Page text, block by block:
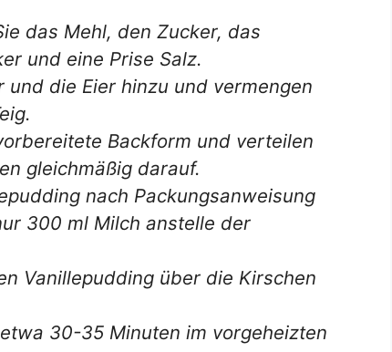
das Mehl, den Zucker, das
und eine Prise Salz.
und die Eier hinzu und vermengen
Backform und verteilen
gleichmäßig darauf.
nach Packungsanweisung
300 ml Milch anstelle der
Vanillepudding über die Kirschen
30-35 Minuten im vorgeheizten